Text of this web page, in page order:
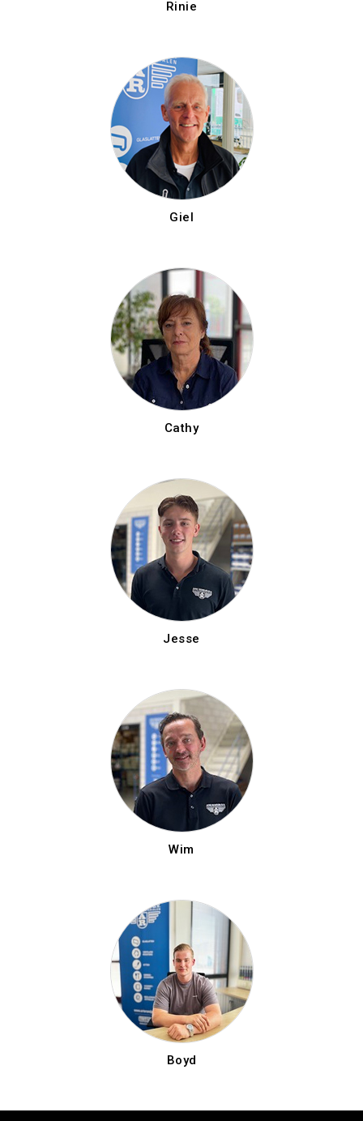
Rinie
Giel
Cathy
Jesse
Wim
Boyd